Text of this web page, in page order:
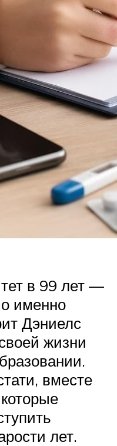
в 99 лет —
именно
Дэниелс
жизни
вместе
лет.